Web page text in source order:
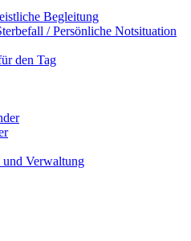
Begleitung
/ Persönliche Notsituation
den Tag
und Verwaltung